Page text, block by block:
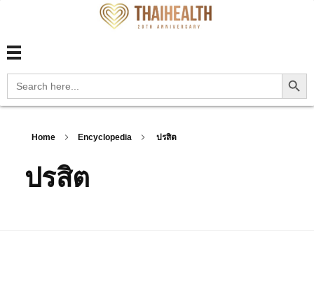
Search
for:
Search Button
Home Encyclopedia ปรสิต
ปรสิต